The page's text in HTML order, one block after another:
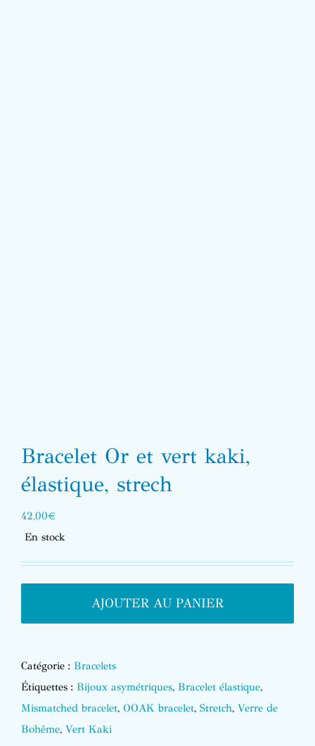
Bracelet Or et vert kaki,
élastique, strech
42,00€
En stock
AJOUTER AU PANIER
Catégorie : Bracelets
Étiquettes : Bijoux asymétriques, Bracelet élastique,
Mismatched bracelet, OOAK bracelet, Stretch, Verre de
Bohême, Vert Kaki